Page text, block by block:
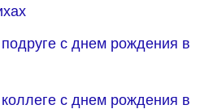
с днем рождения в
с днем рождения в